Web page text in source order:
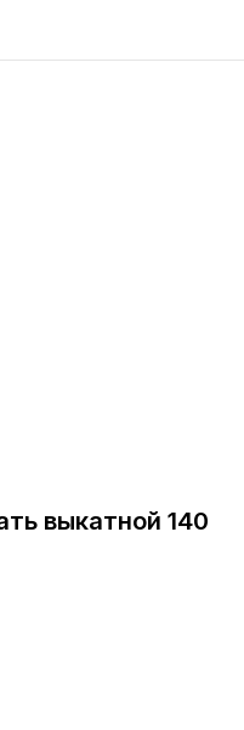
выкатной 140